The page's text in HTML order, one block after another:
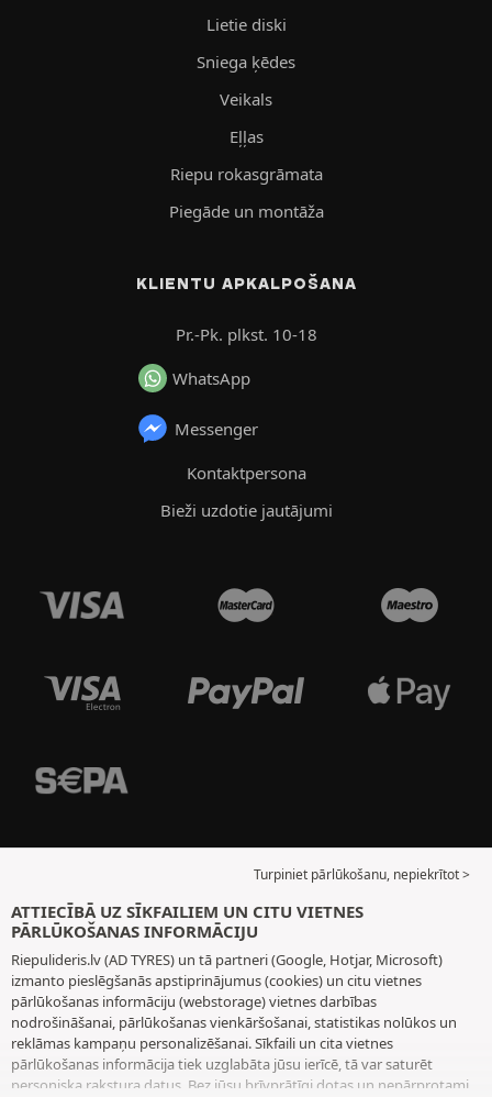
Lietie diski
Sniega ķēdes
Veikals
Eļļas
Riepu rokasgrāmata
Piegāde un montāža
KLIENTU APKALPOŠANA
Pr.-Pk. plkst. 10-18
WhatsApp
Messenger
Kontaktpersona
Bieži uzdotie jautājumi
Turpiniet pārlūkošanu, nepiekrītot >
ATTIECĪBĀ UZ SĪKFAILIEM UN CITU VIETNES
PĀRLŪKOŠANAS INFORMĀCIJU
Riepulideris.lv (AD TYRES) un tā partneri (Google, Hotjar, Microsoft)
izmanto pieslēgšanās apstiprinājumus (cookies) un citu vietnes
pārlūkošanas informāciju (webstorage) vietnes darbības
nodrošināšanai, pārlūkošanas vienkāršošanai, statistikas nolūkos un
reklāmas kampaņu personalizēšanai. Sīkfaili un cita vietnes
pārlūkošanas informācija tiek uzglabāta jūsu ierīcē, tā var saturēt
personiska rakstura datus. Bez jūsu brīvprātīgi dotas un nepārprotami